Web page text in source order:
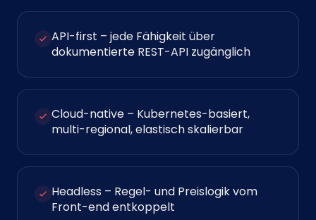
API-first – jede Fähigkeit über
dokumentierte REST-API zugänglich
Cloud-native – Kubernetes-basiert,
multi-regional, elastisch skalierbar
Headless – Regel- und Preislogik vom
Front-end entkoppelt